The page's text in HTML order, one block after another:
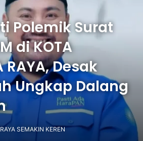
Polemik Surat
di KOTA
RAYA, Desak
Ungkap Dalang
SEMAKIN KEREN